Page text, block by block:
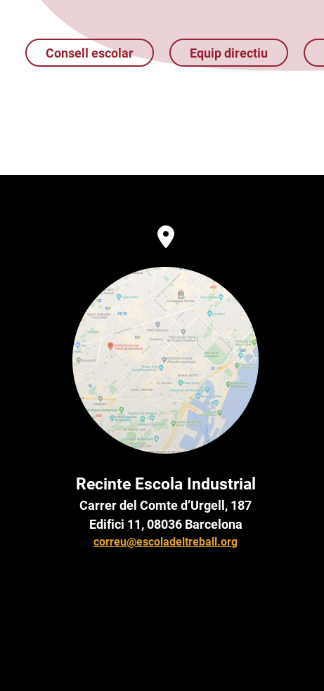
Consell escolar Equip directiu
Recinte Escola Industrial
Carrer del Comte d’Urgell, 187
Edifici 11, 08036 Barcelona
correu@escoladeltreball.org